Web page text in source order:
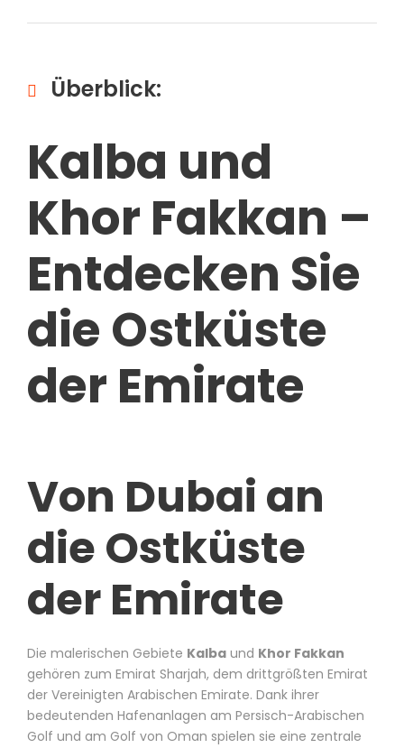
Überblick:
Kalba und
Khor Fakkan –
Entdecken Sie
die Ostküste
der Emirate
Von Dubai an
die Ostküste
der Emirate
Die malerischen Gebiete Kalba und Khor Fakkan
gehören zum Emirat Sharjah, dem drittgrößten Emirat
der Vereinigten Arabischen Emirate. Dank ihrer
bedeutenden Hafenanlagen am Persisch-Arabischen
Golf und am Golf von Oman spielen sie eine zentrale